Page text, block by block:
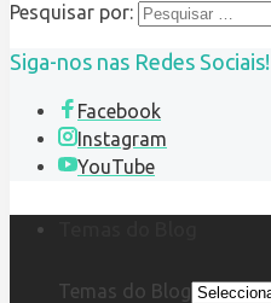
Pesquisar por:
Siga-nos nas Redes Sociais!
Facebook
Instagram
YouTube
Temas do Blog